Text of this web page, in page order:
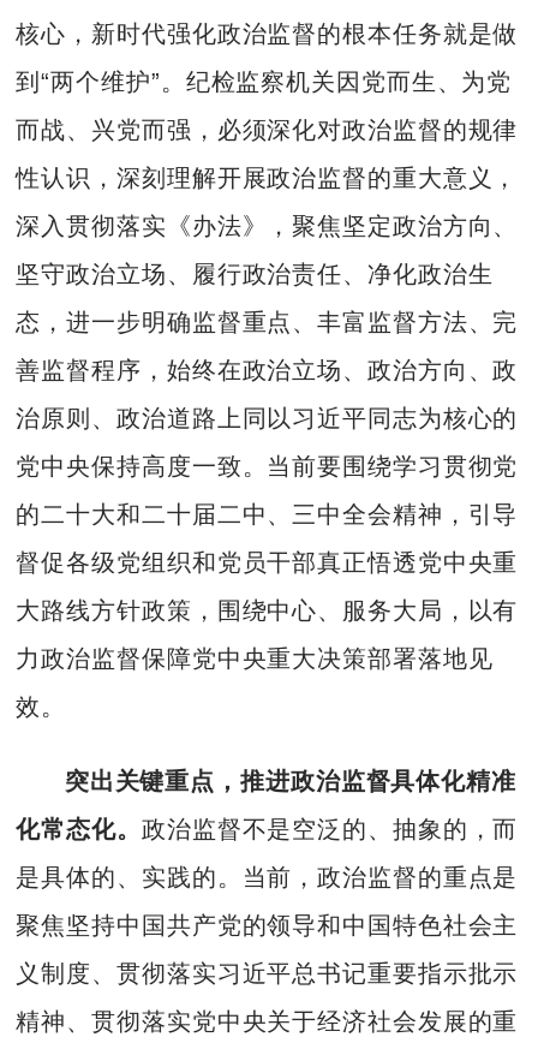
核心，新时代强化政治监督的根本任务就是做
到“两个维护”。纪检监察机关因党而生、为党
而战、兴党而强，必须深化对政治监督的规律
性认识，深刻理解开展政治监督的重大意义，
深入贯彻落实《办法》，聚焦坚定政治方向、
坚守政治立场、履行政治责任、净化政治生
态，进一步明确监督重点、丰富监督方法、完
善监督程序，始终在政治立场、政治方向、政
治原则、政治道路上同以习近平同志为核心的
党中央保持高度一致。当前要围绕学习贯彻党
的二十大和二十届二中、三中全会精神，引导
督促各级党组织和党员干部真正悟透党中央重
大路线方针政策，围绕中心、服务大局，以有
力政治监督保障党中央重大决策部署落地见
效。
突出关键重点，推进政治监督具体化精准
化常态化。 政治监督不是空泛的、抽象的，而
是具体的、实践的。当前，政治监督的重点是
聚焦坚持中国共产党的领导和中国特色社会主
义制度、贯彻落实习近平总书记重要指示批示
精神、贯彻落实党中央关于经济社会发展的重